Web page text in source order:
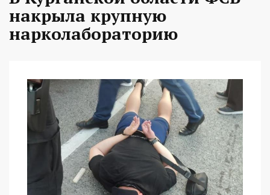
накрыла крупную
нарколабораторию